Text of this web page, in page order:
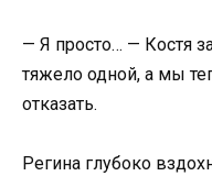
— Я просто… — Костя
тяжело одной, а мы
отказать.
Регина глубоко